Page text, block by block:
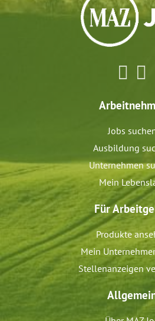
Jobs
Ausbildung
Unternehmen
Mein
Für
Produkte
Mein
Stellenanzeigen